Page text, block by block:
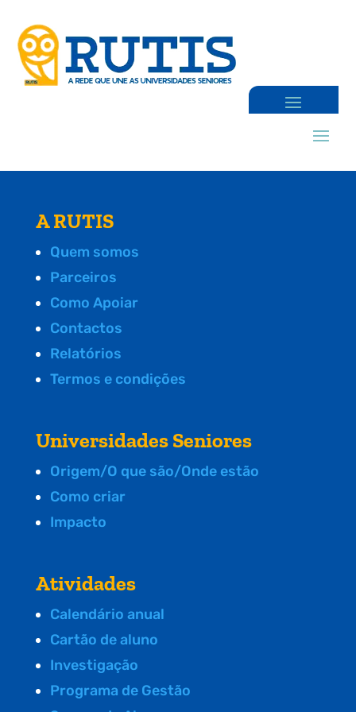
A RUTIS
Quem somos
Parceiros
Como Apoiar
Contactos
Relatórios
Termos e condições
Universidades Seniores
Origem/O que são/Onde estão
Como criar
Impacto
Atividades
Calendário anual
Cartão de aluno
Investigação
Programa de Gestão